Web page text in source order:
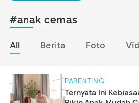
#anak cemas
All Berita Foto
PARENTING
Ternyata Ini